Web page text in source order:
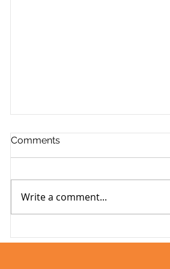
ZDRAVLJA – SANACIJA 3D
Comments
Write a comment...